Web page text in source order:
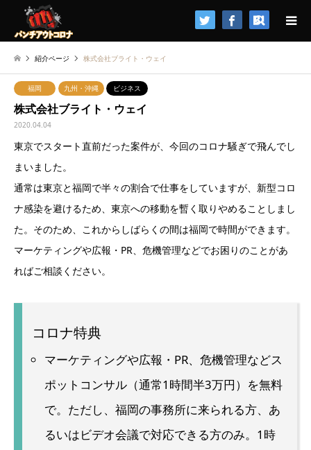
検索
紹介ページ 株式会社ブライト・ウェイ
福岡 九州・沖縄 ビジネス
株式会社ブライト・ウェイ
2020.04.04
東京でスタート直前だった案件が、今回のコロナ騒ぎで飛んでし
まいました。
通常は東京と福岡で半々の割合で仕事をしていますが、新型コロ
ナ感染を避けるため、東京への移動を暫く取りやめることしまし
た。そのため、これからしばらくの間は福岡で時間ができます。
マーケティングや広報・PR、危機管理などでお困りのことがあ
ればご相談ください。
コロナ特典
マーケティングや広報・PR、危機管理などス
ポットコンサル（通常1時間半3万円）を無料
で。ただし、福岡の事務所に来られる方、あ
るいはビデオ会議で対応できる方のみ。1時